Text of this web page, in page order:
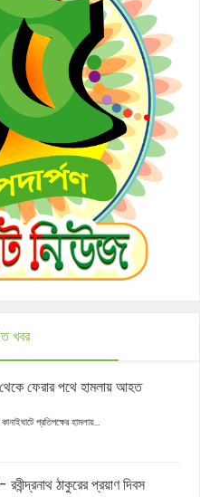
খবর
ফেরার পথে হামলায় আহত
প্রতিপক্ষের হামলায়...
ঠাকুরের প্রয়াণ দিবস